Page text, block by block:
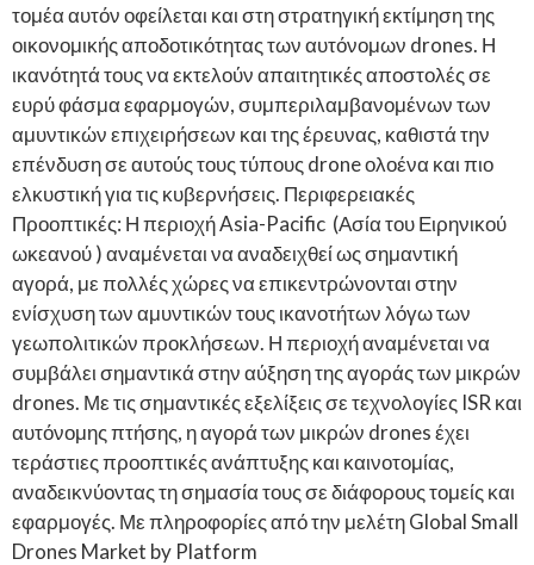
τομέα αυτόν οφείλεται και στη στρατηγική εκτίμηση της
οικονομικής αποδοτικότητας των αυτόνομων drones. Η
ικανότητά τους να εκτελούν απαιτητικές αποστολές σε
ευρύ φάσμα εφαρμογών, συμπεριλαμβανομένων των
αμυντικών επιχειρήσεων και της έρευνας, καθιστά την
επένδυση σε αυτούς τους τύπους drone ολοένα και πιο
ελκυστική για τις κυβερνήσεις. Περιφερειακές
Προοπτικές: Η περιοχή Asia-Pacific (Ασία του Ειρηνικού
ωκεανού ) αναμένεται να αναδειχθεί ως σημαντική
αγορά, με πολλές χώρες να επικεντρώνονται στην
ενίσχυση των αμυντικών τους ικανοτήτων λόγω των
γεωπολιτικών προκλήσεων. Η περιοχή αναμένεται να
συμβάλει σημαντικά στην αύξηση της αγοράς των μικρών
drones. Με τις σημαντικές εξελίξεις σε τεχνολογίες ISR και
αυτόνομης πτήσης, η αγορά των μικρών drones έχει
τεράστιες προοπτικές ανάπτυξης και καινοτομίας,
αναδεικνύοντας τη σημασία τους σε διάφορους τομείς και
εφαρμογές. Με πληροφορίες από την μελέτη Global Small
Drones Market by Platform